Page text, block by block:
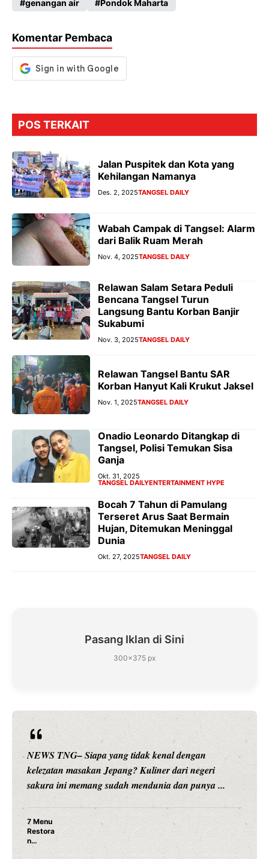
o
k
A
p
a
n
er
genangan air Pondok Maharta
Komentar Pembaca
POS TERKAIT
Jalan Puspitek dan Kota yang
Kehilangan Namanya
Des. 2, 2025TANGSEL DAILY
Wabah Campak di Tangsel: Alarm
dari Balik Ruam Merah
Nov. 4, 2025TANGSEL DAILY
Relawan Salam Setara Peduli
Bencana Tangsel Turun
Langsung Bantu Korban Banjir
Sukabumi
Nov. 3, 2025TANGSEL DAILY
Relawan Tangsel Bantu SAR
Korban Hanyut Kali Krukut Jaksel
Nov. 1, 2025TANGSEL DAILY
Onadio Leonardo Ditangkap di
Tangsel, Polisi Temukan Sisa
Ganja
Okt. 31, 2025
TANGSEL DAILYENTERTAINMENT HYPE
Bocah 7 Tahun di Pamulang
Terseret Arus Saat Bermain
Hujan, Ditemukan Meninggal
Dunia
Okt. 27, 2025TANGSEL DAILY
Pasang Iklan di Sini
300×375 px
NEWS TNG– Siapa sangka, dua nama besar di dunia
hiburan, Nunung Srimulat dan Vicky Prasetyo, kini
merambah dunia kuliner dengan ...
Nunung Srimulat & Vicky Prasetyo Buka Restoran
Rahasia Mami Bikin Nagih!